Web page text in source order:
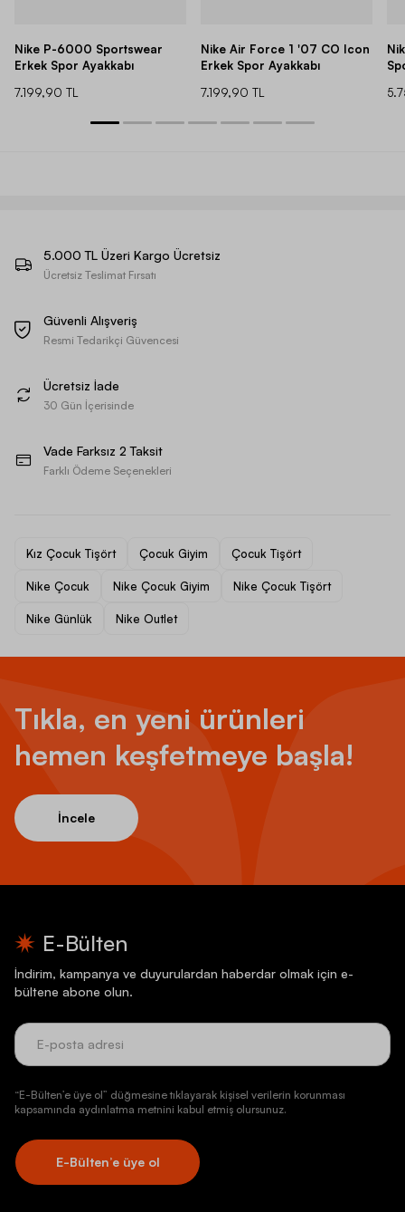
Nike P-6000 Sportswear
Erkek Spor Ayakkabı
7.199,90 TL
Nike Air Force 1 '07 CO Icon
Erkek Spor Ayakkabı
7.199,90 TL
5.000 TL Üzeri Kargo Ücretsiz
Ücretsiz Teslimat Fırsatı
Güvenli Alışveriş
Resmi Tedarikçi Güvencesi
Ücretsiz İade
30 Gün İçerisinde
Vade Farksız 2 Taksit
Farklı Ödeme Seçenekleri
Kız Çocuk Tişört Çocuk Giyim Çocuk Tişört
Nike Çocuk Nike Çocuk Giyim Nike Çocuk Tişört
Nike Günlük Nike Outlet
Tıkla, en yeni ürünleri
hemen keşfetmeye başla!
İncele
E-Bülten
İndirim, kampanya ve duyurulardan haberdar olmak için e-
bültene abone olun.
“E-Bülten’e üye ol” düğmesine tıklayarak kişisel verilerin korunması
kapsamında aydınlatma metnini kabul etmiş olursunuz.
E-Bülten’e üye ol